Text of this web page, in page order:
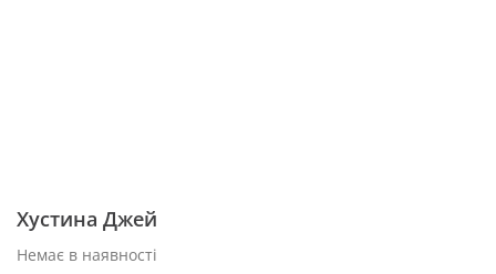
Хустина Джей
Немає в наявності